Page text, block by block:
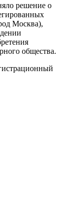
решение о
Москва),
общества.